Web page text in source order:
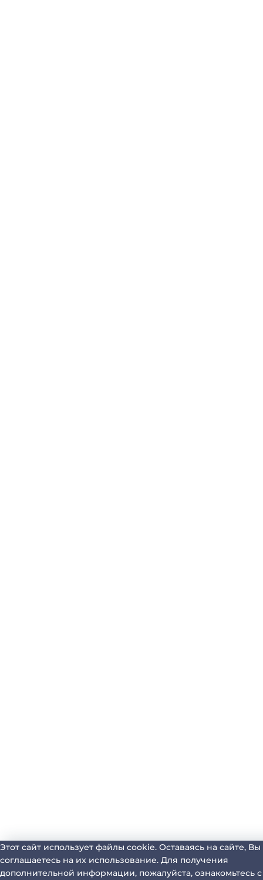
Этот сайт использует файлы cookie. Оставаясь на сайте, Вы
соглашаетесь на их использование. Для получения
дополнительной информации, пожалуйста, ознакомьтесь с